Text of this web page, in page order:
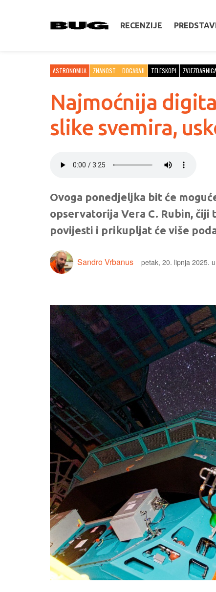
RECENZIJE
ASTRONOMIJA ZNANOST DOGAĐAJI TELESKOPI
Najmoćnija
slike svemira,
Ovoga ponedjeljka bit će
opservatorija Vera C. Rubin, čiji
povijesti i prikupljat će više
Sandro Vrbanus petak, 20. lipnja 2025.